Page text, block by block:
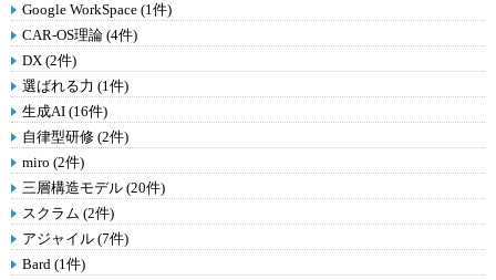
Google WorkSpace (1件)
CAR-OS理論 (4件)
DX (2件)
選ばれる力 (1件)
生成AI (16件)
自律型研修 (2件)
miro (2件)
三層構造モデル (20件)
スクラム (2件)
アジャイル (7件)
Bard (1件)